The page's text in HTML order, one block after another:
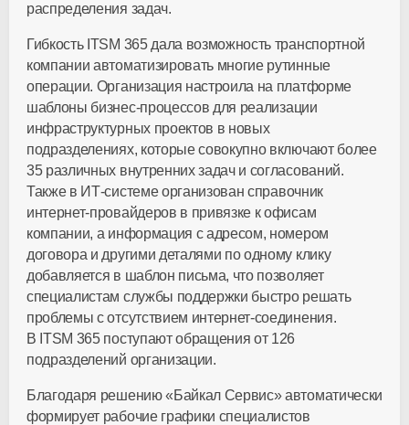
распределения задач.
Гибкость ITSM 365 дала возможность транспортной
компании автоматизировать многие рутинные
операции. Организация настроила на платформе
шаблоны бизнес-процессов для реализации
инфраструктурных проектов в новых
подразделениях, которые совокупно включают более
35 различных внутренних задач и согласований.
Также в ИТ-системеорганизован справочник
интернет-провайдеров в привязке к офисам
компании, а информация с адресом, номером
договора и другими деталями по одному клику
добавляется в шаблон письма, что позволяет
специалистам службы поддержки быстро решать
проблемы с отсутствием интернет-соединения.
В ITSM 365 поступают обращения от 126
подразделений организации.
Благодаря решению «Байкал Сервис» автоматически
формирует рабочие графики специалистов